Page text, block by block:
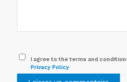
I agree to the terms and
Privacy Policy